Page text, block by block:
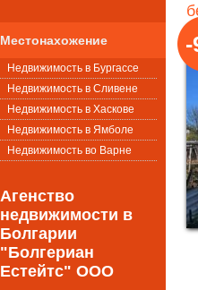
Местонахожение
Недвижимость в Бургассе
Недвижимость в Сливене
Недвижимость в Хаскове
Недвижимость в Ямболе
Недвижимость во Варне
Агенство
недвижимости в
Болгарии
"Болгериан
Естейтс" ООО
-